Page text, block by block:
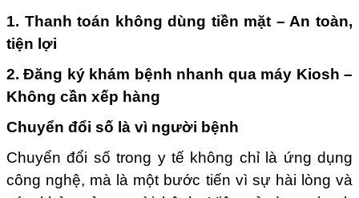
1. Thanh toán không dùng tiền mặt – An toàn,
tiện lợi
2. Đăng ký khám bệnh nhanh qua máy Kiosh –
Không cần xếp hàng
Chuyển đổi số là vì người bệnh
Chuyển đổi số trong y tế không chỉ là ứng dụng
công nghệ, mà là một bước tiến vì sự hài lòng và